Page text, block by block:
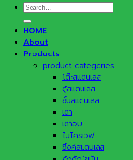
Search
for:
HOME
About
Products
product categories
โต๊ะสแตนเลส
ตู้สแตนเลส
ชั้นสแตนเลส
เตา
เตาอบ
ไมโครเวฟ
ซิ้งค์สแตนเลส